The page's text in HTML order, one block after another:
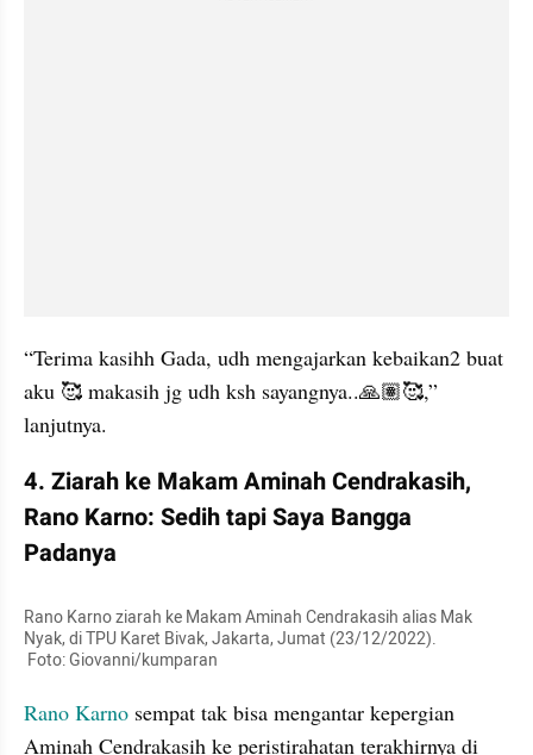
“Terima kasihh Gada, udh mengajarkan kebaikan2 buat
aku 🥰 makasih jg udh ksh sayangnya..🙏🏽🥰,”
lanjutnya.
4. Ziarah ke Makam Aminah Cendrakasih,
Rano Karno: Sedih tapi Saya Bangga
Padanya
Rano Karno ziarah ke Makam Aminah Cendrakasih alias Mak
Nyak, di TPU Karet Bivak, Jakarta, Jumat (23/12/2022).
Foto: Giovanni/kumparan
Rano Karno sempat tak bisa mengantar kepergian
Aminah Cendrakasih ke peristirahatan terakhirnya di